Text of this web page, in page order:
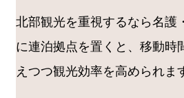
北部観光を重視するなら名護
に連泊拠点を置くと、移動時
えつつ観光効率を高められま